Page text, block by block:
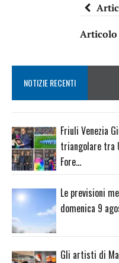
Articolo
NOTIZIE RECENTI
Friuli Venezia
triangolare tra
Fore…
Le previsioni
domenica 9
Gli artisti di